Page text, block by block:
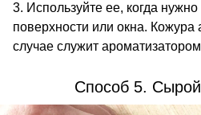
Используйте ее, когда
поверхности или окна. Кожура
случае служит
Способ 5.